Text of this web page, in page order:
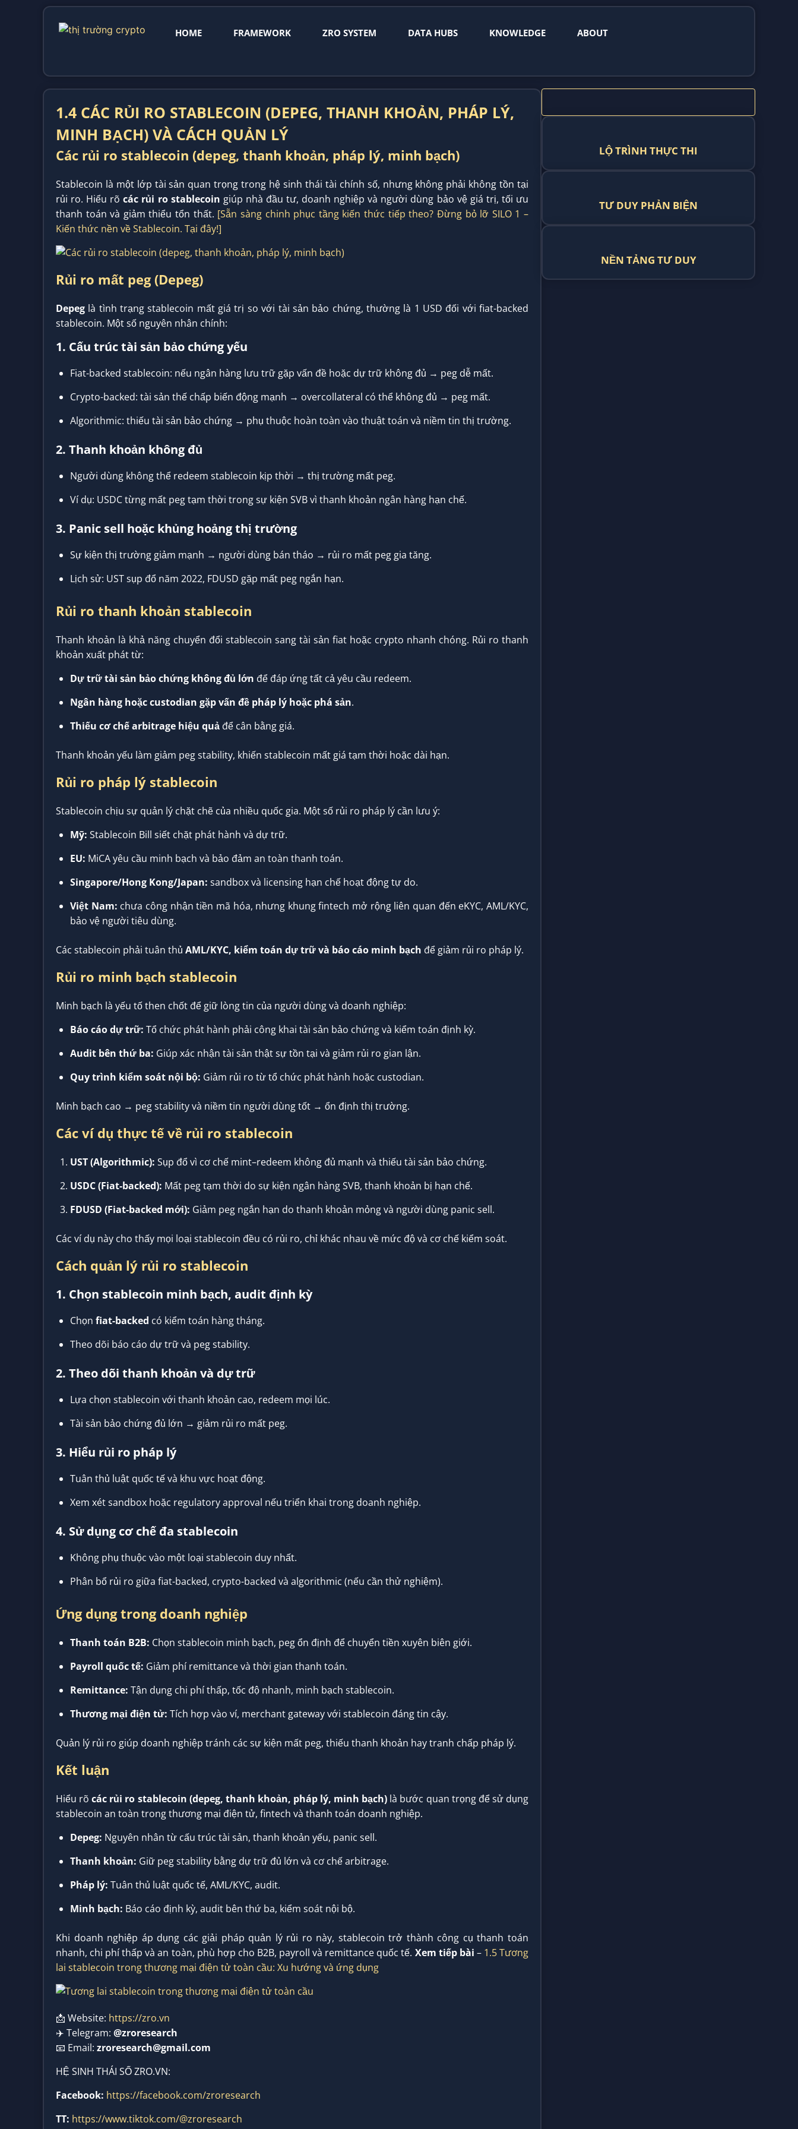
HOME FRAMEWORK ZRO SYSTEM DATA HUBS KNOWLEDGE ABOUT
1.4 CÁC RỦI RO STABLECOIN (DEPEG, THANH KHOẢN, PHÁP LÝ,
MINH BẠCH) VÀ CÁCH QUẢN LÝ
Các rủi ro stablecoin (depeg, thanh khoản, pháp lý, minh bạch)
Stablecoin là một lớp tài sản quan trọng trong hệ sinh thái tài chính số, nhưng không phải không tồn tại
rủi ro. Hiểu rõcác rủi ro stablecoin giúp nhà đầu tư, doanh nghiệp và người dùng bảo vệ giá trị, tối ưu
thanh toán và giảm thiểu tổn thất. [Sẵn sàng chinh phục tầng kiến thức tiếp theo? Đừng bỏ lỡ SILO 1 –
Kiến thức nền về Stablecoin. Tại đây!]
Rủi ro mất peg (Depeg)
Depeg là tình trạng stablecoin mất giá trị so với tài sản bảo chứng, thường là 1 USD đối với fiat-backed
stablecoin. Một số nguyên nhân chính:
1. Cấu trúc tài sản bảo chứng yếu
Fiat-backed stablecoin: nếu ngân hàng lưu trữ gặp vấn đề hoặc dự trữ không đủ → peg dễ mất.
Crypto-backed: tài sản thế chấp biến động mạnh → overcollateral có thể không đủ → peg mất.
Algorithmic: thiếu tài sản bảo chứng → phụ thuộc hoàn toàn vào thuật toán và niềm tin thị trường.
2. Thanh khoản không đủ
Người dùng không thể redeem stablecoin kịp thời → thị trường mất peg.
Ví dụ: USDC từng mất peg tạm thời trong sự kiện SVB vì thanh khoản ngân hàng hạn chế.
3. Panic sell hoặc khủng hoảng thị trường
Sự kiện thị trường giảm mạnh → người dùng bán tháo → rủi ro mất peg gia tăng.
Lịch sử: UST sụp đổ năm 2022, FDUSD gặp mất peg ngắn hạn.
Rủi ro thanh khoản stablecoin
Thanh khoản là khả năng chuyển đổi stablecoin sang tài sản fiat hoặc crypto nhanh chóng. Rủi ro thanh
khoản xuất phát từ:
Dự trữ tài sản bảo chứng không đủ lớn để đáp ứng tất cả yêu cầu redeem.
Ngân hàng hoặc custodian gặp vấn đề pháp lý hoặc phá sản.
Thiếu cơ chế arbitrage hiệu quả để cân bằng giá.
Thanh khoản yếu làm giảm peg stability, khiến stablecoin mất giá tạm thời hoặc dài hạn.
Rủi ro pháp lý stablecoin
Stablecoin chịu sự quản lý chặt chẽ của nhiều quốc gia. Một số rủi ro pháp lý cần lưu ý:
Mỹ: Stablecoin Bill siết chặt phát hành và dự trữ.
EU: MiCA yêu cầu minh bạch và bảo đảm an toàn thanh toán.
Singapore/Hong Kong/Japan: sandbox và licensing hạn chế hoạt động tự do.
Việt Nam: chưa công nhận tiền mã hóa, nhưng khung fintech mở rộng liên quan đến eKYC, AML/KYC,
bảo vệ người tiêu dùng.
Các stablecoin phải tuân thủ AML/KYC, kiểm toán dự trữ và báo cáo minh bạch để giảm rủi ro pháp lý.
Rủi ro minh bạch stablecoin
Minh bạch là yếu tố then chốt để giữ lòng tin của người dùng và doanh nghiệp:
Báo cáo dự trữ: Tổ chức phát hành phải công khai tài sản bảo chứng và kiểm toán định kỳ.
Audit bên thứ ba: Giúp xác nhận tài sản thật sự tồn tại và giảm rủi ro gian lận.
Quy trình kiểm soát nội bộ: Giảm rủi ro từ tổ chức phát hành hoặc custodian.
Minh bạch cao → peg stability và niềm tin người dùng tốt → ổn định thị trường.
Các ví dụ thực tế về rủi ro stablecoin
UST (Algorithmic): Sụp đổ vì cơ chế mint–redeem không đủ mạnh và thiếu tài sản bảo chứng.
USDC (Fiat-backed): Mất peg tạm thời do sự kiện ngân hàng SVB, thanh khoản bị hạn chế.
FDUSD (Fiat-backed mới): Giảm peg ngắn hạn do thanh khoản mỏng và người dùng panic sell.
Các ví dụ này cho thấy mọi loại stablecoin đều có rủi ro, chỉ khác nhau về mức độ và cơ chế kiểm soát.
Cách quản lý rủi ro stablecoin
1. Chọn stablecoin minh bạch, audit định kỳ
Chọn fiat-backed có kiểm toán hàng tháng.
Theo dõi báo cáo dự trữ và peg stability.
2. Theo dõi thanh khoản và dự trữ
Lựa chọn stablecoin với thanh khoản cao, redeem mọi lúc.
Tài sản bảo chứng đủ lớn → giảm rủi ro mất peg.
3. Hiểu rủi ro pháp lý
Tuân thủ luật quốc tế và khu vực hoạt động.
Xem xét sandbox hoặc regulatory approval nếu triển khai trong doanh nghiệp.
4. Sử dụng cơ chế đa stablecoin
Không phụ thuộc vào một loại stablecoin duy nhất.
Phân bổ rủi ro giữa fiat-backed, crypto-backed và algorithmic (nếu cần thử nghiệm).
Ứng dụng trong doanh nghiệp
Thanh toán B2B: Chọn stablecoin minh bạch, peg ổn định để chuyển tiền xuyên biên giới.
Payroll quốc tế: Giảm phí remittance và thời gian thanh toán.
Remittance: Tận dụng chi phí thấp, tốc độ nhanh, minh bạch stablecoin.
Thương mại điện tử: Tích hợp vào ví, merchant gateway với stablecoin đáng tin cậy.
Quản lý rủi ro giúp doanh nghiệp tránh các sự kiện mất peg, thiếu thanh khoản hay tranh chấp pháp lý.
Kết luận
Hiểu rõcác rủi ro stablecoin (depeg, thanh khoản, pháp lý, minh bạch) là bước quan trọng để sử dụng
stablecoin an toàn trong thương mại điện tử, fintech và thanh toán doanh nghiệp.
Depeg: Nguyên nhân từ cấu trúc tài sản, thanh khoản yếu, panic sell.
Thanh khoản: Giữ peg stability bằng dự trữ đủ lớn và cơ chế arbitrage.
Pháp lý: Tuân thủ luật quốc tế, AML/KYC, audit.
Minh bạch: Báo cáo định kỳ, audit bên thứ ba, kiểm soát nội bộ.
Khi doanh nghiệp áp dụng các giải pháp quản lý rủi ro này, stablecoin trở thành công cụ thanh toán
nhanh, chi phí thấp và an toàn, phù hợp cho B2B, payroll và remittance quốc tế. Xem tiếp bài – 1.5 Tương
lai stablecoin trong thương mại điện tử toàn cầu: Xu hướng và ứng dụng
📩 Website: https://zro.vn
✈️ Telegram: @zroresearch
📧 Email: zroresearch@gmail.com
HỆ SINH THÁI SỐ ZRO.VN:
Facebook: https://facebook.com/zroresearch
TT: https://www.tiktok.com/@zroresearch
LỘ TRÌNH THỰC THI
TƯ DUY PHẢN BIỆN
NỀN TẢNG TƯ DUY